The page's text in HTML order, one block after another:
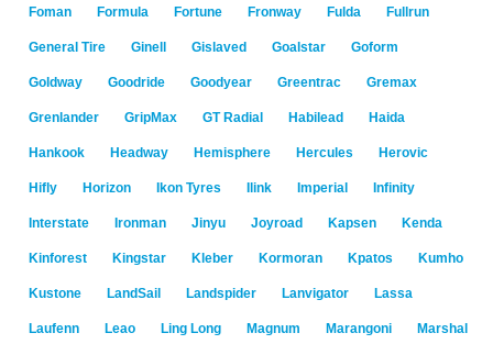
Foman Formula Fortune Fronway Fulda Fullrun
General Tire Ginell Gislaved Goalstar Goform
Goldway Goodride Goodyear Greentrac Gremax
Grenlander GripMax GT Radial Habilead Haida
Hankook Headway Hemisphere Hercules Herovic
Hifly Horizon Ikon Tyres Ilink Imperial Infinity
Interstate Ironman Jinyu Joyroad Kapsen Kenda
Kinforest Kingstar Kleber Kormoran Kpatos Kumho
Kustone LandSail Landspider Lanvigator Lassa
Laufenn Leao Ling Long Magnum Marangoni Marshal